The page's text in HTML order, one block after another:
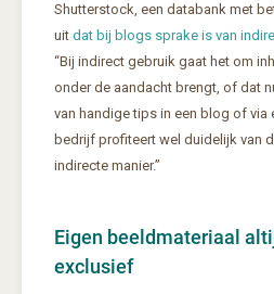
Shutterstock, een databank met
uit dat bij blogs sprake is van
“Bij indirect gebruik gaat het om
onder de aandacht brengt, of dat
van handige tips in een blog of via
bedrijf profiteert wel duidelijk van
indirecte manier.”
Eigen beeldmateriaal
exclusief